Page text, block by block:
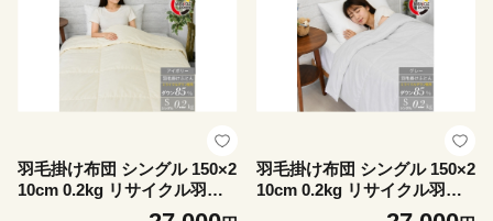
羽毛掛け布団 シングル 150×2
10cm 0.2kg リサイクル羽毛 8
5% アイボリー 無地【175260
羽毛掛け布団 シングル 150×2
10cm 0.2kg リサイクル羽毛 8
5% グレー 無地【1752602】